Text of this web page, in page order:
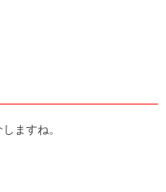
ますね。